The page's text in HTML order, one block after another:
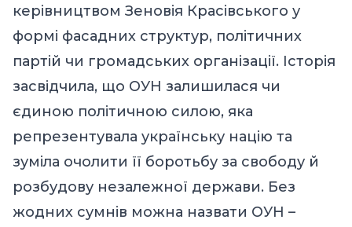
керівництвом Зеновія Красівського у
формі фасадних структур, політичних
партій чи громадських організації. Історія
засвідчила, що ОУН залишилася чи
єдиною політичною силою, яка
репрезентувала українську націю та
зуміла очолити її боротьбу за свободу й
розбудову незалежної держави. Без
жодних сумнів можна назвати ОУН –